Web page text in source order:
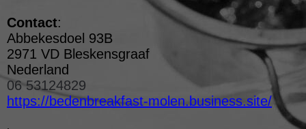
Contact:
Abbekesdoel 93B
2971 VD Bleskensgraaf
Nederland
06 53124829
https://bedenbreakfast-molen.business.site/
.